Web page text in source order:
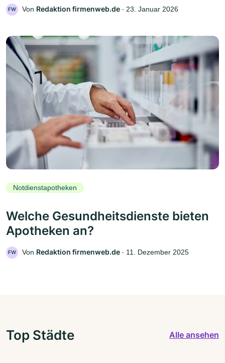
FW Von Redaktion firmenweb.de ‧ 23. Januar 2026
Notdienstapotheken
Welche Gesundheitsdienste bieten
Apotheken an?
FW Von Redaktion firmenweb.de ‧ 11. Dezember 2025
Top Städte Alle ansehen